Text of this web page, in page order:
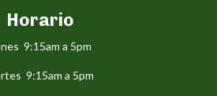
Horario
9:15am a 5pm
9:15am a 5pm